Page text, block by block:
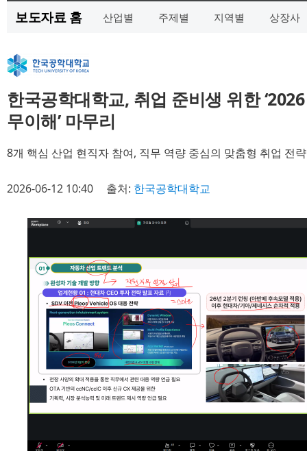
보도자료 홈 산업별 주제별 지역별 상장사
한국공학대학교, 취업 준비생 위한
무이해’ 마무리
8개 핵심 산업 현직자 참여, 직무 역량 중심의 맞춤형 취업 전
2026-06-12 10:40 출처: 한국공학대학교